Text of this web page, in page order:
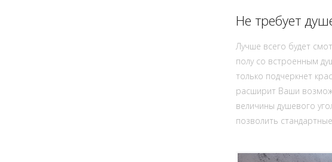
Не требует
Лучше всего будет
полу со встроенным
только подчеркнет
расширит Ваши
величины душевого
позволить